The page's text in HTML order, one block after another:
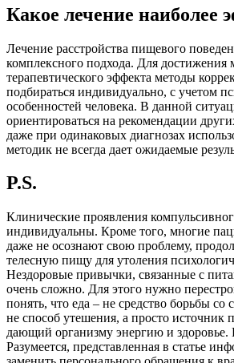
Какое лечение наиболее
Лечение расстройства пищевого
комплексного подхода. Для достижения
терапевтического эффекта методы
подбираться индивидуально, с учетом
особенностей человека. В данной
ориентироваться на рекомендации
даже при одинаковых диагнозах
методик не всегда дает ожидаемые
P.S.
Клинические проявления
индивидуальны. Кроме того, многие
даже не осознают свою проблему,
телесную пищу для утоления
Нездоровые привычки, связанные с
очень сложно. Для этого нужно
понять, что еда – не средство борьбы со
не способ утешения, а просто источник
дающий организму энергию и здоровье.
Разумеется, представленная в статье